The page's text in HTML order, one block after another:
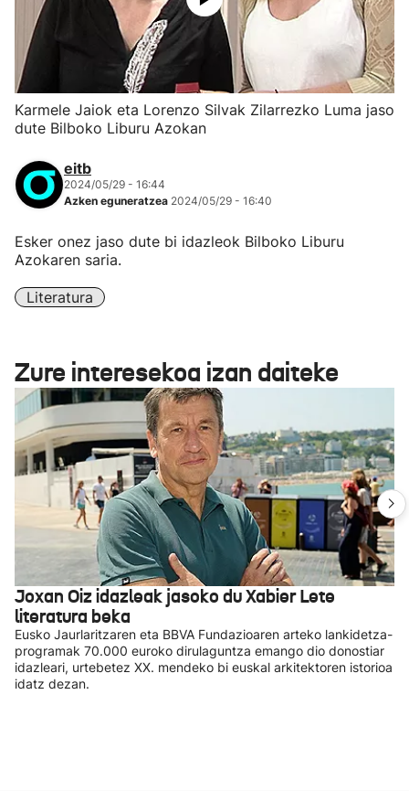
Karmele Jaiok eta Lorenzo Silvak Zilarrezko Luma jaso
dute Bilboko Liburu Azokan
eitb
2024/05/29 - 16:44
Azken eguneratzea 2024/05/29 - 16:40
Esker onez jaso dute bi idazleok Bilboko Liburu
Azokaren saria.
Literatura
Zure interesekoa izan daiteke
Joxan Oiz idazleak jasoko du Xabier Lete
literatura beka
Eusko Jaurlaritzaren eta BBVA Fundazioaren arteko lankidetza-
programak 70.000 euroko dirulaguntza emango dio donostiar
idazleari, urtebetez XX. mendeko bi euskal arkitektoren istorioa
idatz dezan.